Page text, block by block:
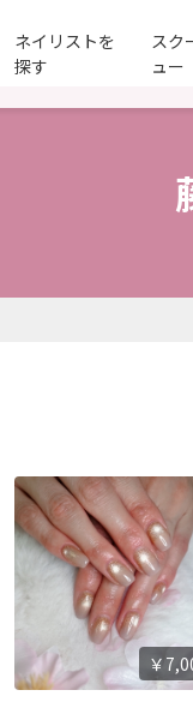
ネイリストを
探す
スク
ュー
￥